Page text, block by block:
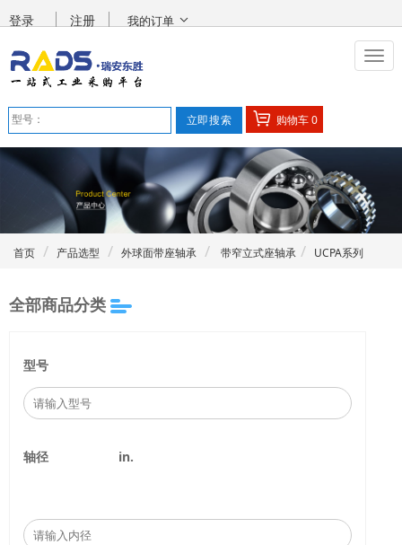
登录 注册 我的订单
购物车0
首页 产品选型 外球面带座轴承 带窄立式座轴承 UCPA系列
全部商品分类
型号
轴径 in.